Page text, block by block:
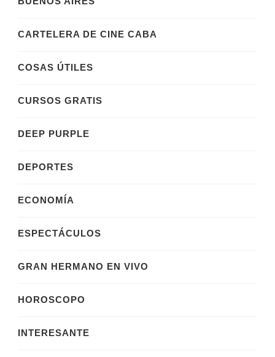
CARTELERA DE CINE CABA
COSAS ÚTILES
CURSOS GRATIS
DEEP PURPLE
DEPORTES
ECONOMÍA
ESPECTÁCULOS
GRAN HERMANO EN VIVO
HOROSCOPO
INTERESANTE